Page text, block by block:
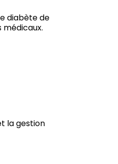
diabète de
la gestion